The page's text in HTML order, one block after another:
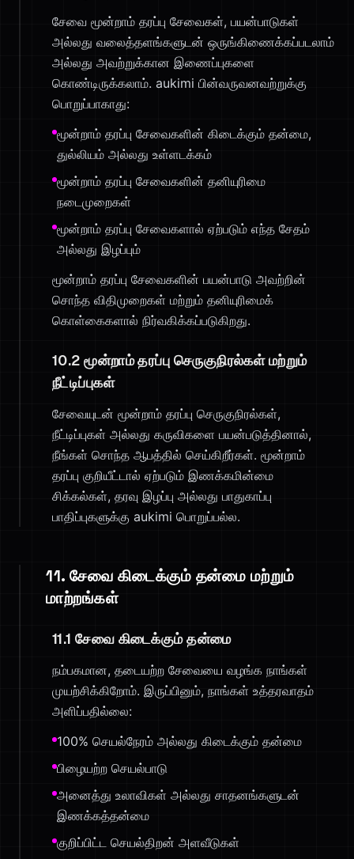
சேவை மூன்றாம் தரப்பு சேவைகள், பயன்பாடுகள்
அல்லது வலைத்தளங்களுடன் ஒருங்கிணைக்கப்படலாம்
அல்லது அவற்றுக்கான இணைப்புகளை
கொண்டிருக்கலாம். aukimi பின்வருவனவற்றுக்கு
பொறுப்பாகாது:
மூன்றாம் தரப்பு சேவைகளின் கிடைக்கும் தன்மை,
துல்லியம் அல்லது உள்ளடக்கம்
மூன்றாம் தரப்பு சேவைகளின் தனியுரிமை
நடைமுறைகள்
மூன்றாம் தரப்பு சேவைகளால் ஏற்படும் எந்த சேதம்
அல்லது இழப்பும்
மூன்றாம் தரப்பு சேவைகளின் பயன்பாடு அவற்றின்
சொந்த விதிமுறைகள் மற்றும் தனியுரிமைக்
கொள்கைகளால் நிர்வகிக்கப்படுகிறது.
10.2 மூன்றாம் தரப்பு செருகுநிரல்கள் மற்றும்
நீட்டிப்புகள்
சேவையுடன் மூன்றாம் தரப்பு செருகுநிரல்கள்,
நீட்டிப்புகள் அல்லது கருவிகளை பயன்படுத்தினால்,
நீங்கள் சொந்த ஆபத்தில் செய்கிறீர்கள். மூன்றாம்
தரப்பு குறியீட்டால் ஏற்படும் இணக்கமின்மை
சிக்கல்கள், தரவு இழப்பு அல்லது பாதுகாப்பு
பாதிப்புகளுக்கு aukimi பொறுப்பல்ல.
11. சேவை கிடைக்கும் தன்மை மற்றும்
மாற்றங்கள்
11.1 சேவை கிடைக்கும் தன்மை
நம்பகமான, தடையற்ற சேவையை வழங்க நாங்கள்
முயற்சிக்கிறோம். இருப்பினும், நாங்கள் உத்தரவாதம்
அளிப்பதில்லை:
100% செயல்நேரம் அல்லது கிடைக்கும் தன்மை
பிழையற்ற செயல்பாடு
அனைத்து உலாவிகள் அல்லது சாதனங்களுடன்
இணக்கத்தன்மை
குறிப்பிட்ட செயல்திறன் அளவீடுகள்